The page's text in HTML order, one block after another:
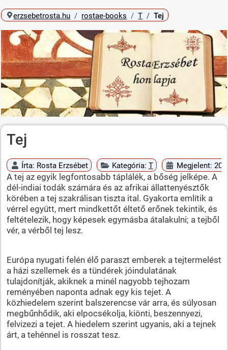
erzsebetrosta.hu rostae-books T Tej
Tej
Írta: Rosta Erzsébet Kategória: T Megjelent:
A tej az egyik legfontosabb táplálék, a bőség jelképe. A
dél-indiai todák számára és az afrikai állattenyésztők
körében a tej szakrálisan tiszta ital. Gyakorta említik a
vérrel együtt, mert mindkettőt éltető erőnek tekintik, és
feltételezik, hogy képesek egymásba átalakulni; a tejből
vér, a vérből tej lesz.
Európa nyugati felén élő paraszt emberek a tejtermelést
a házi szellemek és a tündérek jóindulatának
tulajdonítják, akiknek a minél nagyobb tejhozam
reményében naponta adnak egy kis tejet. A
közhiedelem szerint balszerencse vár arra, és súlyosan
megbűnhődik, aki elpocsékolja, kiönti, beszennyezi,
felvizezi a tejet. A hiedelem szerint ugyanis, aki a tejnek
árt, a tehénnel is rosszat tesz.